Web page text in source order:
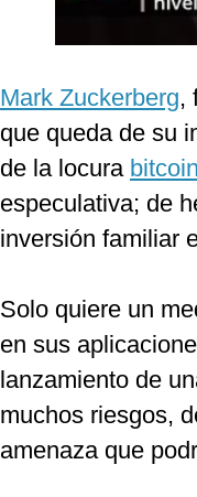
Mark Zuckerberg,
que queda de su
de la locura bitcoin
especulativa; de
inversión familiar
Solo quiere un
en sus
lanzamiento de
muchos riesgos,
amenaza que